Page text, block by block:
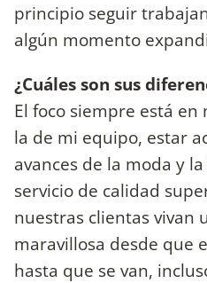
principio seguir
algún momento
¿Cuáles son sus
El foco siempre está
la de mi equipo, estar
avances de la moda y
servicio de calidad
nuestras clientas vivan
maravillosa desde que
hasta que se van,